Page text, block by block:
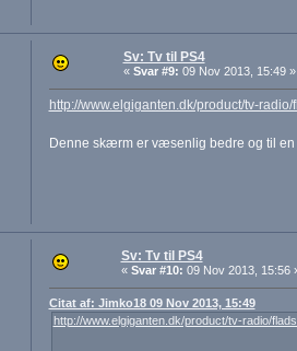
Sv: Tv til PS4
« Svar #9: 09 Nov 2013, 15:49 »
http://www.elgiganten.dk/product/tv-
Denne skærm er væsenlig bedre og til
Sv: Tv til PS4
« Svar #10: 09 Nov 2013, 15:56
Citat af: Jimko18 09 Nov 2013, 15:49
http://www.elgiganten.dk/product/tv-radio/